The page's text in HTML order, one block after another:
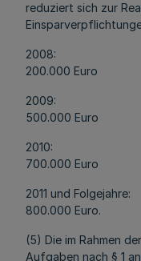
reduziert sich zur
2008:
200.000 Euro
2009:
500.000 Euro
2010:
700.000 Euro
2011 und Folgejahre:
800.000 Euro.
(5) Die im Rahmen
Aufgaben nach § 1